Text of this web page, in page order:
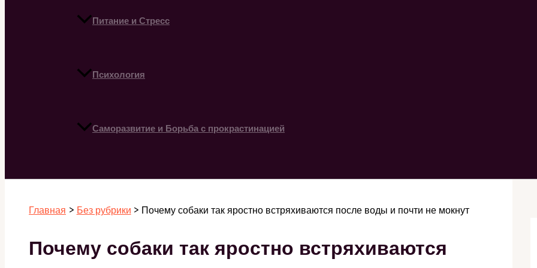
Питание и Стресс
Психология
Саморазвитие и Борьба с прокрастинацией
Главная Без рубрики Почему собаки так яростно встряхиваются после воды и почти не мокнут
Почему собаки так яростно встряхиваются